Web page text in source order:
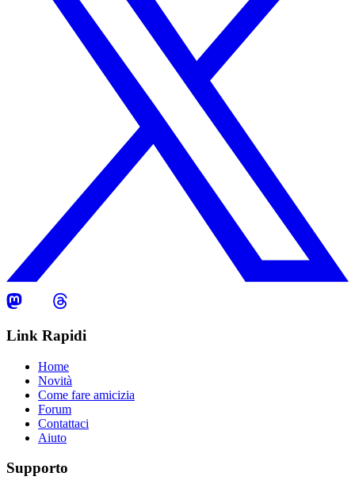
Link Rapidi
Home
Novità
Come fare amicizia
Forum
Contattaci
Aiuto
Supporto